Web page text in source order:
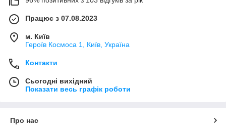
Працює з 07.08.2023
м. Київ
Героїв Космоса 1, Київ, Україна
Контакти
Сьогодні вихідний
Показати весь графік роботи
Про нас